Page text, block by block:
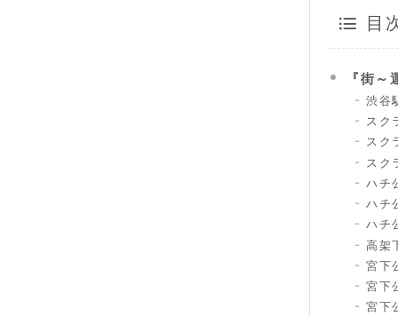
目
『街
渋谷
スク
スク
スク
ハチ
ハチ
ハチ
高架
宮下
宮下
宮下